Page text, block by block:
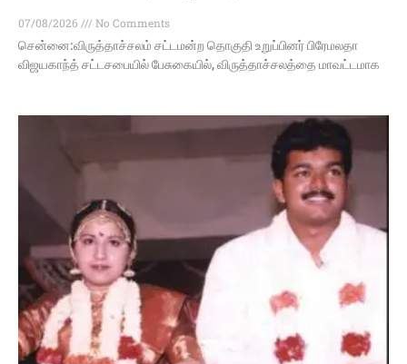
07/08/2026
No Comments
சென்னை:விருத்தாச்சலம் சட்டமன்ற தொகுதி உறுப்பினர் பிரேமலதா
விஜயகாந்த் சட்டசபையில் பேசுகையில், விருத்தாச்சலத்தை மாவட்டமாக